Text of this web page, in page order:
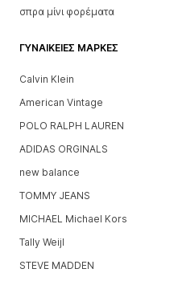
σπρα μίνι φορέματα
ΓΥΝΑΙΚΕΊΕΣ ΜΆΡΚΕΣ
Calvin Klein
American Vintage
POLO RALPH LAUREN
ADIDAS ORGINALS
new balance
TOMMY JEANS
MICHAEL Michael Kors
Tally Weijl
STEVE MADDEN